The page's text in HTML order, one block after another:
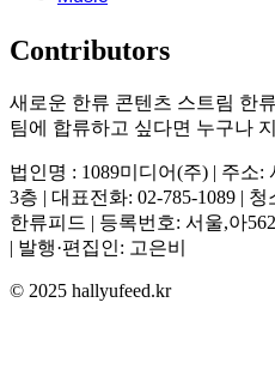
Contributors
새로운 한류 콘텐츠 스트림 한
팀에 합류하고 싶다면 누구나
법인명 : 1089미디어(주) | 주소
3층 | 대표전화: 02-785-1089 |
한류피드 | 등록번호: 서울,아
| 발행·편집인: 고은비
© 2025 hallyufeed.kr